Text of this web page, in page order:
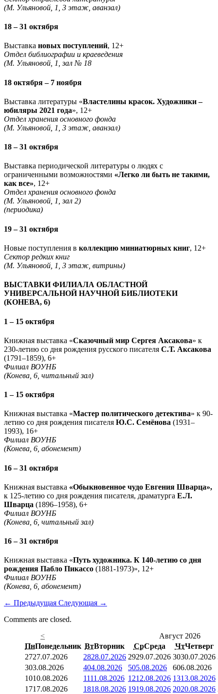
(М. Ульяновой, 1, 3 этаж, аванзал)
18 – 31 октября
Выставка новых поступлений, 12+
Отдел библиографии и краеведения
(М. Ульяновой, 1, зал № 18
18 октября – 7 ноября
Выставка литературы «Властелины красок. Художники –
юбиляры 2021 года», 12+
Отдел хранения основного фонда
(М. Ульяновой, 1, 3 этаж, аванзал)
18 – 31 октября
Выставка периодической литературы о людях с
ограниченными возможностями «Легко ли быть не такими,
как все», 12+
Отдел хранения основного фонда
(М. Ульяновой, 1, зал 2)
(периодика)
19 – 31 октября
Новые поступления в коллекцию миниатюрных книг, 12+
Сектор редких книг
(М. Ульяновой, 1, 3 этаж, витрины)
ВЫСТАВКИ ФИЛИАЛА ОБЛАСТНОЙ
УНИВЕРСАЛЬНОЙ НАУЧНОЙ БИБЛИОТЕКИ
(КОНЕВА, 6)
1 – 15 октября
Книжная выставка «Сказочный мир Сергея Аксакова» к
230-летию со дня рождения русского писателя С.Т. Аксакова
(1791–1859), 6+
Филиал ВОУНБ
(Конева, 6, читальный зал)
1 – 15 октября
Книжная выставка «Мастер политического детектива» к 90-
летию со дня рождения писателя Ю.С. Семёнова (1931–
1993), 16+
Филиал ВОУНБ
(Конева, 6, абонемент)
16 – 31 октября
Книжная выставка «Обыкновенное чудо Евгения Шварца»,
к 125-летию со дня рождения писателя, драматурга Е.Л.
Шварца (1896–1958), 6+
Филиал ВОУНБ
(Конева, 6, читальный зал)
16 – 31 октября
Книжная выставка «Путь художника. К 140-летию со дня
рождения Пабло Пикассо (1881-1973)», 12+
Филиал ВОУНБ
(Конева, 6, абонемент)
← Предыдущая Следующая →
Comments are closed.
<
Август 2026
ПнПонедельник ВтВторник СрСреда ЧтЧетверг
2727.07.2026 2828.07.2026 2929.07.2026 3030.07.2026
303.08.2026 404.08.2026 505.08.2026 606.08.2026
1010.08.2026 1111.08.2026 1212.08.2026 1313.08.2026
1717.08.2026 1818.08.2026 1919.08.2026 2020.08.2026